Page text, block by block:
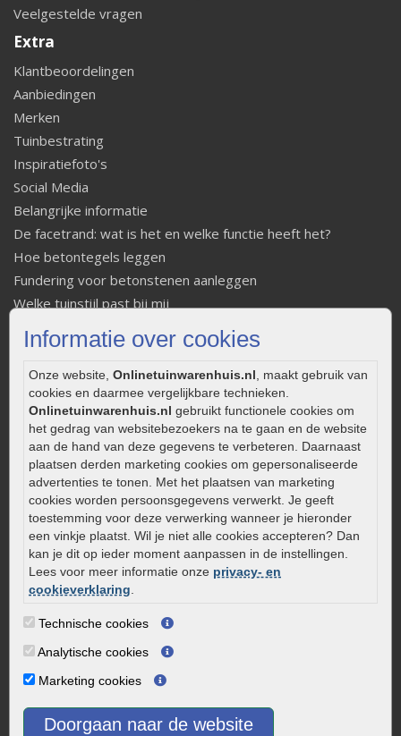
Informatie over cookies
Onze website, Onlinetuinwarenhuis.nl , maakt gebruik van
cookies en daarmee vergelijkbare technieken.
Onlinetuinwarenhuis.nl gebruikt functionele cookies om
het gedrag van websitebezoekers na te gaan en de website
aan de hand van deze gegevens te verbeteren. Daarnaast
plaatsen derden marketing cookies om gepersonaliseerde
advertenties te tonen. Met het plaatsen van marketing
cookies worden persoonsgegevens verwerkt. Je geeft
toestemming voor deze verwerking wanneer je hieronder
een vinkje plaatst. Wil je niet alle cookies accepteren? Dan
kan je dit op ieder moment aanpassen in de instellingen.
Lees voor meer informatie onze privacy- en
cookieverklaring
Technische cookies
Analytische cookies
Marketing cookies
Doorgaan naar de website
Veelgestelde vragen
Extra
Klantbeoordelingen
Aanbiedingen
Merken
Tuinbestrating
Inspiratiefoto's
Social Media
Belangrijke informatie
De facetrand: wat is het en welke functie heeft het?
Hoe betontegels leggen
Fundering voor betonstenen aanleggen
Welke tuinstijl past bij mij
Strakke tuin inrichten
Legverbanden gebakken bestrating
Onderhoud van gebakken bestrating
Aanlegtips voor gebakken bestrating
Zelf een terras aanleggen
Kleine stadstuin inrichten
0320 – 219170
Kaapstanderweg 41
8243 RB Lelystad
info@onlinetuinwarenhuis.nl
Routebeschrijving
Openingstijden
Maandag
Dinsdag
Woensdag
Vrijdag
08:00 - 17:00